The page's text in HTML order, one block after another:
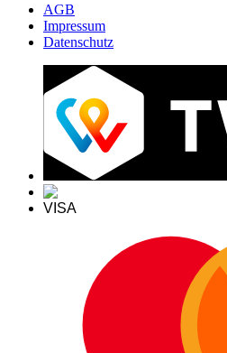
AGB
Impressum
Datenschutz
VISA